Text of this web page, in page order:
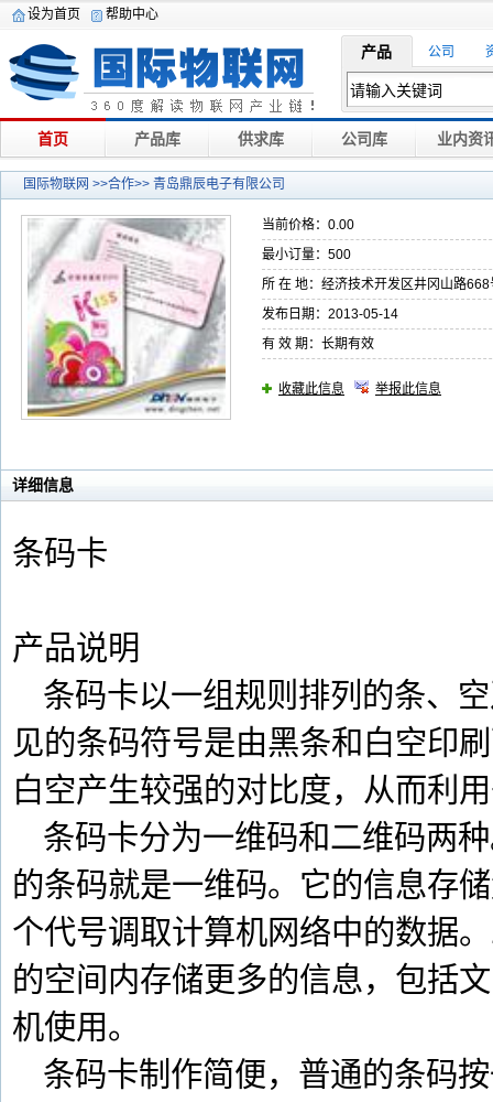
设为首页 帮助中心
产品 公司
首页 产品库 供求库 公司库 业内资
国际物联网 >>合作>> 青岛鼎辰电子有限公司
当前价格：0.00
最小订量：500
所 在 地：经济技术开发区井冈山路
发布日期：2013-05-14
有 效 期：长期有效
收藏此信息 举报此信息
详细信息
条码卡
产品说明
条码卡以一组规则排列的条、
见的条码符号是由黑条和白空印
白空产生较强的对比度，从而利
条码卡分为一维码和二维码两
的条码就是一维码。它的信息存
个代号调取计算机网络中的数据
的空间内存储更多的信息，包括
机使用。
条码卡制作简便，普通的条码